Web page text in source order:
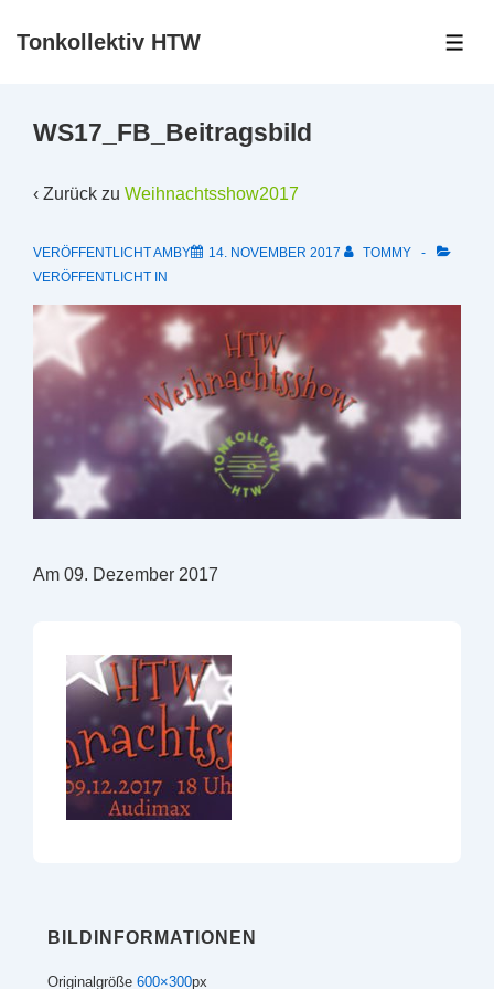
ZumTonkollektiv HTW
WS17_FB_Beitragsbild
‹ Zurück zu Weihnachtsshow2017
VERÖFFENTLICHT AMBY 14. NOVEMBER 2017
TOMMY
VERÖFFENTLICHT IN
Am 09. Dezember 2017
BILDINFORMATIONEN
Originalgröße 600×300px